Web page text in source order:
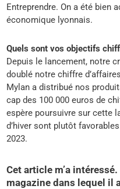
Entreprendre. On a été bien
économique lyonnais.
Quels sont vos objectifs
Depuis le lancement, notre
doublé notre chiffre
Mylan a distribué nos
cap des 100 000 euros de
espère poursuivre sur cette
d’hiver sont plutôt
2023.
Cet article m’a
magazine dans lequel il